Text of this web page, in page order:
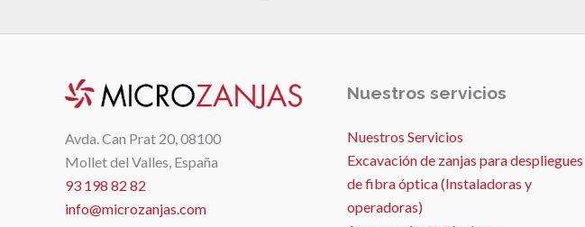
Avda. Can Prat 20, 08100
Mollet del Valles, España
93 198 82 82
info@microzanjas.com
Nuestros servicios
Nuestros Servicios
Excavación de zanjas para despliegues
de fibra óptica (Instaladoras y
operadoras)